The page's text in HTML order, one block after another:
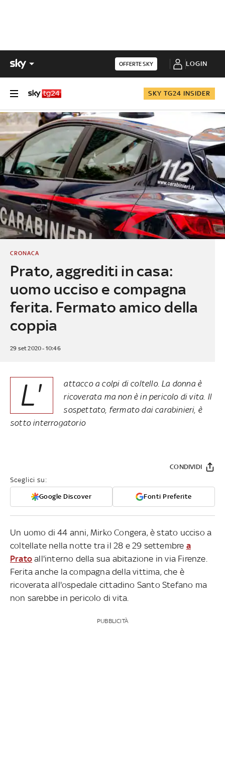
OFFERTE SKY LOGIN
SKY TG24 INSIDER
Prato, aggrediti in casa:
uomo ucciso e compagna
ferita. Fermato amico della
coppia
CRONACA
29 set 2020 - 10:46
L'
attacco a colpi di coltello. La donna è
ricoverata ma non è in pericolo di vita. Il
sospettato, fermato dai carabinieri, è
sotto interrogatorio
Sceglici su:
Google Discover Fonti Preferite
CONDIVIDI
Un uomo di 44 anni, Mirko Congera, è stato ucciso a
coltellate nella notte tra il 28 e 29 settembre a
Prato all'interno della sua abitazione in via Firenze.
Ferita anche la compagna della vittima, che è
ricoverata all'ospedale cittadino Santo Stefano ma
non sarebbe in pericolo di vita.
PUBBLICITÀ